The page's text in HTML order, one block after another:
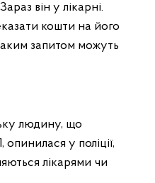
він у лікарні.
кошти на його
запитом можуть
людину, що
у поліції,
лікарями чи